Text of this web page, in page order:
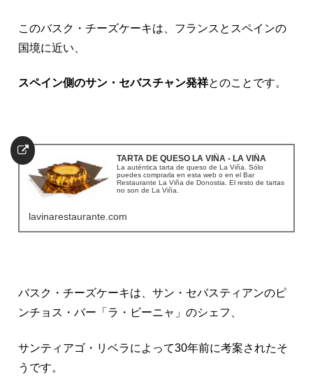
このバスク・チーズケーキは、フランスとスペインの
国境に近い、
スペイン側のサン・セバスチャン発祥とのことです。
TARTA DE QUESO LA VIÑA - LA VIÑA
La auténtica tarta de queso de La Viña. Sólo
puedes comprarla en esta web o en el Bar
Restaurante La Viña de Donostia. El resto de tartas
no son de La Viña.
lavinarestaurante.com
バスク・チーズケーキは、サン・セバスティアンのピ
ンチョス・バー「ラ・ビーニャ」のシェフ、
サンティアゴ・リベラによって30年前に考案されたそ
うです。